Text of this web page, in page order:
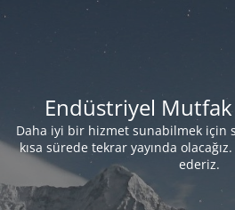
Endüstriyel Mutfak
Daha iyi bir hizmet sunabilmek için
kısa sürede tekrar yayında
ederiz.